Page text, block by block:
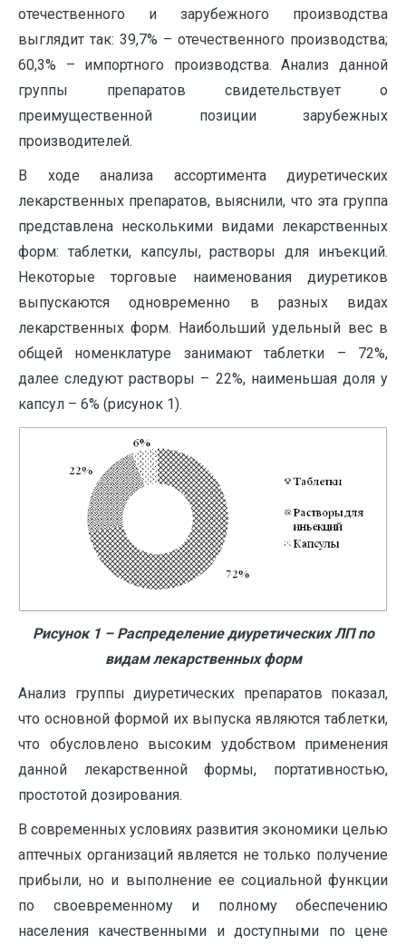
отечественного и зарубежного производства
выглядит так: 39,7% – отечественного производства;
60,3% – импортного производства. Анализ данной
группы препаратов свидетельствует о
преимущественной позиции зарубежных
производителей.
В ходе анализа ассортимента диуретических
лекарственных препаратов, выяснили, что эта группа
представлена несколькими видами лекарственных
форм: таблетки, капсулы, растворы для инъекций.
Некоторые торговые наименования диуретиков
выпускаются одновременно в разных видах
лекарственных форм. Наибольший удельный вес в
общей номенклатуре занимают таблетки – 72%,
далее следуют растворы – 22%, наименьшая доля у
капсул – 6% (рисунок 1).
Рисунок 1 – Распределение диуретических ЛП по
видам лекарственных форм
Анализ группы диуретических препаратов показал,
что основной формой их выпуска являются таблетки,
что обусловлено высоким удобством применения
данной лекарственной формы, портативностью,
простотой дозирования.
В современных условиях развития экономики целью
аптечных организаций является не только получение
прибыли, но и выполнение ее социальной функции
по своевременному и полному обеспечению
населения качественными и доступными по цене